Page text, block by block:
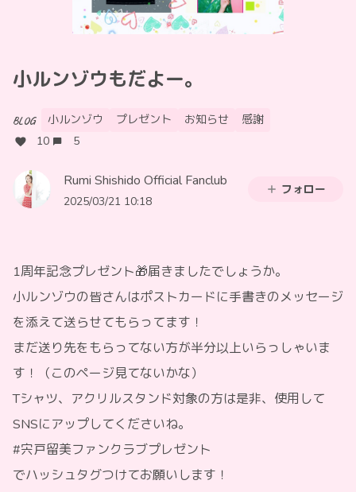
小ルンゾウもだよー。
BLOG 小ルンゾウ プレゼント お知らせ
感謝
10
5
Rumi Shishido Official Fanclub
2025/03/21 10:18
フォロー
1周年記念プレゼント🎁届きましたでしょうか。
小ルンゾウの皆さんはポストカードに手書きのメッセージ
を添えて送らせてもらってます！
まだ送り先をもらってない方が半分以上いらっしゃいま
す！（このページ見てないかな）
Tシャツ、アクリルスタンド対象の方は是非、使用して
SNSにアップしてくださいね。
#宍戸留美ファンクラブプレゼント
でハッシュタグつけてお願いします！